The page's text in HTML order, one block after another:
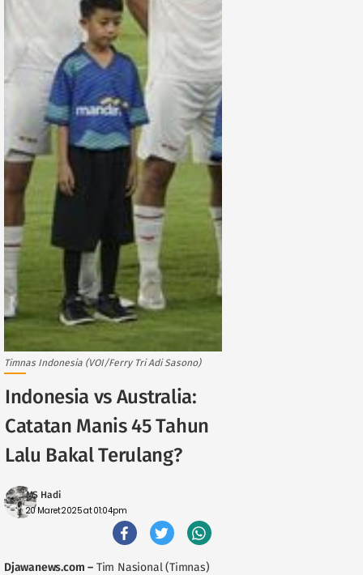
Timnas Indonesia (VOI/Ferry Tri Adi Sasono)
Indonesia vs Australia:
Catatan Manis 45 Tahun
Lalu Bakal Terulang?
MS Hadi
20 Maret 2025 at 01:04pm
Djawanews.com – Tim Nasional (Timnas)